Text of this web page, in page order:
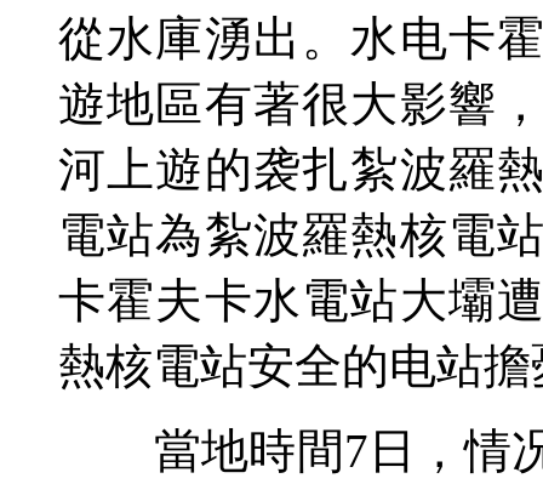
從水庫湧出。水电卡
遊地區有著很大影響
河上遊的袭扎紮波羅
電站為紮波羅熱核電
卡霍夫卡水電站大壩
熱核電站安全的电站擔
當地時間7日，情况